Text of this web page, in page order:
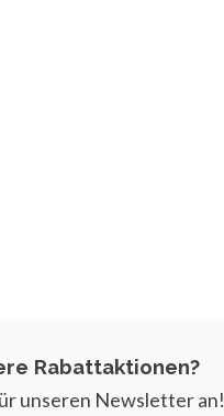
Rabattaktionen?
unseren Newsletter an!